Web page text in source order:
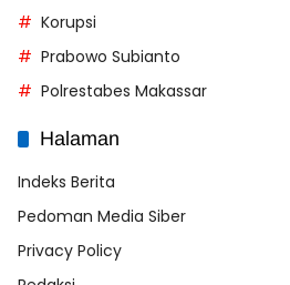
Korupsi
Prabowo Subianto
Polrestabes Makassar
Halaman
Indeks Berita
Pedoman Media Siber
Privacy Policy